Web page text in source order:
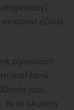
důvod
plynoucích
jsou
že ze skupiny